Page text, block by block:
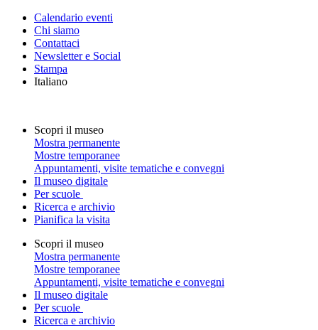
Calendario eventi
Chi siamo
Contattaci
Newsletter e Social
Stampa
Italiano
Scopri il museo
Mostra permanente
Mostre temporanee
Appuntamenti, visite tematiche e convegni
Il museo digitale
Per scuole
Ricerca e archivio
Pianifica la visita
Scopri il museo
Mostra permanente
Mostre temporanee
Appuntamenti, visite tematiche e convegni
Il museo digitale
Per scuole
Ricerca e archivio